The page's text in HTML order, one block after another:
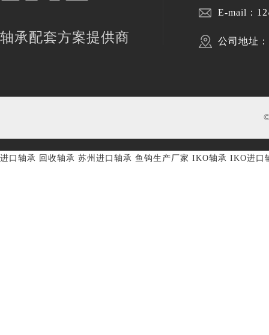
轴承配套方案提供商
E-mail：
公司地址
进口轴承 回收轴承 苏州进口轴承 鱼钩生产厂家 IKO轴承 IKO进口